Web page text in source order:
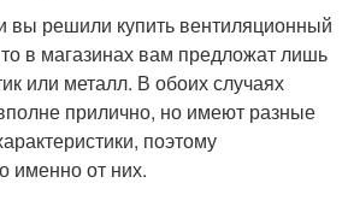
вы решили купить вентиляционный
в магазинах вам предложат лишь
или металл. В обоих случаях
прилично, но имеют разные
поэтому
именно от них.